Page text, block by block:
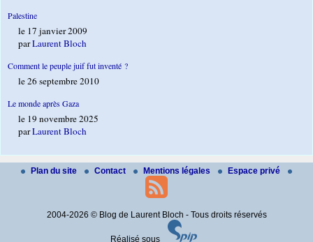
Palestine
le 17 janvier 2009
parLaurent Bloch
Comment le peuple juif fut inventé ?
le 26 septembre 2010
Le monde après Gaza
le 19 novembre 2025
parLaurent Bloch
Plan du site Contact Mentions légales Espace privé
2004-2026 © Blog de Laurent Bloch - Tous droits réservés
Réalisé sous